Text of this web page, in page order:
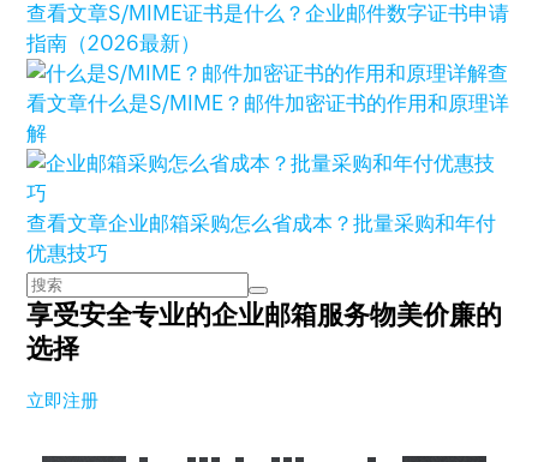
查看文章S/MIME证书是什么？企业邮件数字证书申请
指南（2026最新）
查
看文章什么是S/MIME？邮件加密证书的作用和原理详
解
查看文章企业邮箱采购怎么省成本？批量采购和年付
优惠技巧
享受安全专业的企业邮箱服务物美价廉的
选择
立即注册